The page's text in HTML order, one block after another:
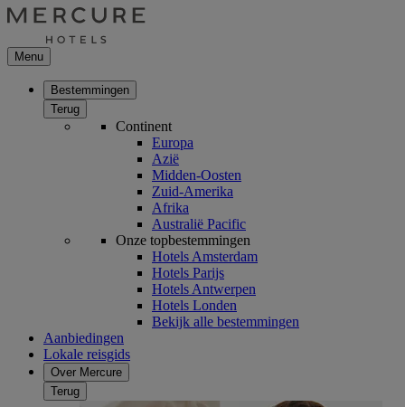
Menu
Bestemmingen
Terug
Continent
Europa
Azië
Midden-Oosten
Zuid-Amerika
Afrika
Australië Pacific
Onze topbestemmingen
Hotels Amsterdam
Hotels Parijs
Hotels Antwerpen
Hotels Londen
Bekijk alle bestemmingen
Aanbiedingen
Lokale reisgids
Over Mercure
Terug